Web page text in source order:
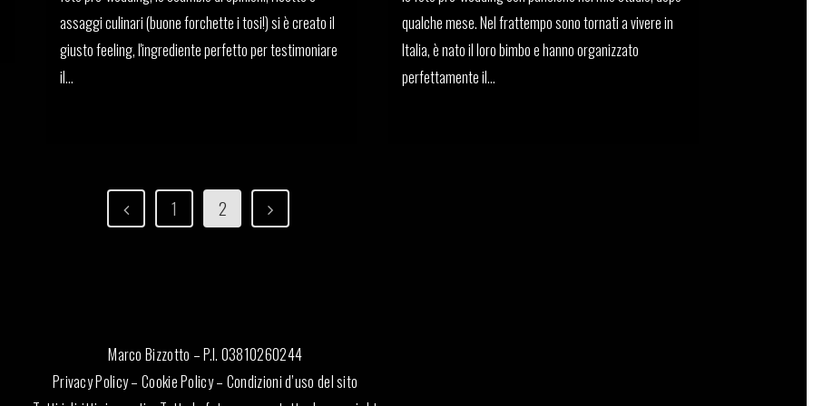
assaggi culinari (buone forchette i tosi!) si è creato il
giusto feeling, l'ingrediente perfetto per testimoniare
il...
qualche mese. Nel frattempo sono tornati a vivere in
Italia, è nato il loro bimbo e hanno organizzato
perfettamente il...
1 2
Marco Bizzotto – P.I. 03810260244
Privacy Policy–Cookie Policy– Condizioni d’uso del sito